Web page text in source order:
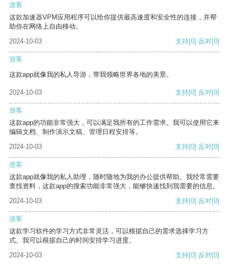
游客
这款加速器VPM应用程序可以给你提供最高速度和安全性的连接，并帮
助你在网络上自由移动。
2024-10-03
支持[0] 反对[0]
游客
这款app就像我的私人导游，带我领略世界各地的美景。
2024-10-03 支持[0] 反对[0]
游客
这款app的功能非常强大，可以满足我所有的工作需求。我可以使用它来
编辑文档、制作演示文稿、管理日程安排等。
2024-10-03
支持[0] 反对[0]
游客
这款app就像我的私人助理，随时随地为我的办公提供帮助。我经常需要
查找资料，这款app的搜索功能非常强大，能够快速找到我需要的信息。
2024-10-03
支持[0] 反对[0]
游客
这款学习软件的学习方式非常灵活，可以根据自己的需求选择学习方
式。我可以根据自己的时间安排学习进度。
2024-10-03
支持[0] 反对[0]